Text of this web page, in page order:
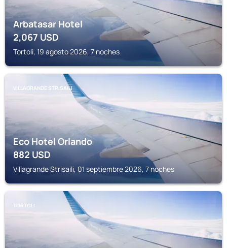
Arbatasar Hotel
2,067 USD
Tortoli, 19 agosto 2026, 7 noches
VILLAGRANDE STRISAILI
Eco Hotel Orlando
882USD
Villagrande Strisaili, 01 septiembre 2026, 7 noches
TORTOLI